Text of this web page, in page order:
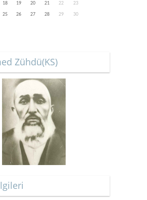
18 19 20 21 22
23
25 26 27 28 29
30
Zühdü(KS)